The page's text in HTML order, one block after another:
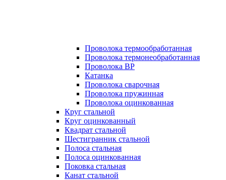
Проволока термообработанная
Проволока термонеобработанная
Проволока ВР
Катанка
Проволока сварочная
Проволока пружинная
Проволока оцинкованная
Круг стальной
Круг оцинкованный
Квадрат стальной
Шестигранник стальной
Полоса стальная
Полоса оцинкованная
Поковка стальная
Канат стальной